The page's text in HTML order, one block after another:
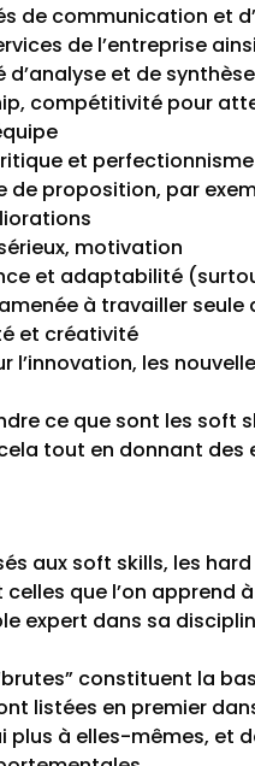
de communication et
de l’entreprise
d’analyse et de
compétitivité pour
et
de proposition, par
motivation
et adaptabilité
à travailler seule
et créativité
l’innovation, les
ce que sont les soft
tout en donnant des
aux soft skills, les
que l’on apprend
expert dans sa
constituent la
listées en premier
plus à elles-mêmes, et